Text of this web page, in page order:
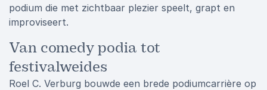
podium die met zichtbaar plezier speelt, grapt en
improviseert.
Van comedy podia tot
festivalweides
Roel C. Verburg bouwde een brede podiumcarrière op